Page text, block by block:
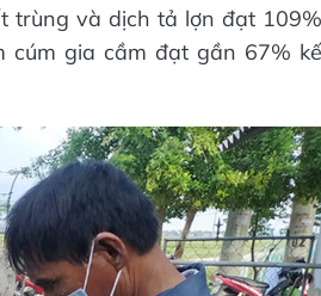
trùng và dịch tả lợn đạt 109%
cúm gia cầm đạt gần 67% kế